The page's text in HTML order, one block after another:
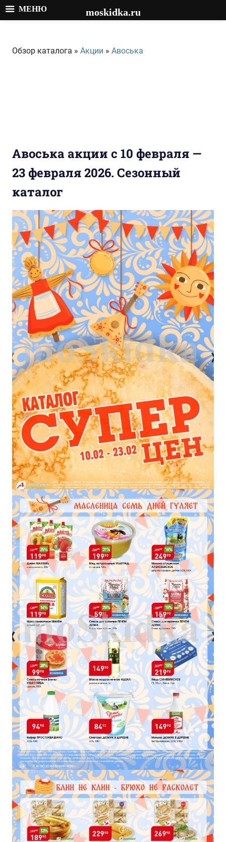
содержимому
Обзор каталога » Акции » Авоська
Авоська акции с 10 февраля —
23 февраля 2026. Сезонный
каталог
МЕНЮ moskidka.ru